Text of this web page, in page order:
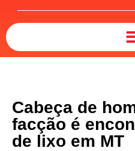
Cabeça de
facção é
de lixo em MT